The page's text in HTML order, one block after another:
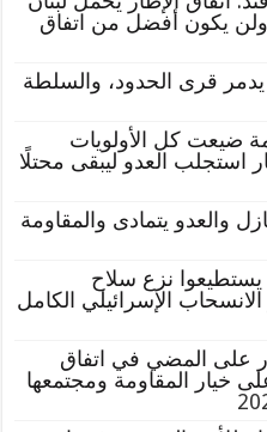
ولن يكون أفضل من اتفاق
قرى الحدود، والسلطة
ضيعت كل الأولويات
استجلب العدو ليبقى محتلًا
والعدو يتمادى والمقاومة
نزع سلاح
الإسرائيلي الكامل
على المضي في اتفاق
خيار المقاومة ومجتمعها